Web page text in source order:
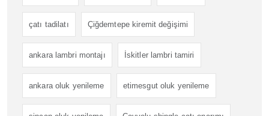
çatı tadilatı Çiğdemtepe kiremit değişimi
ankara lambri montajı İskitler lambri tamiri
ankara oluk yenileme etimesgut oluk yenileme